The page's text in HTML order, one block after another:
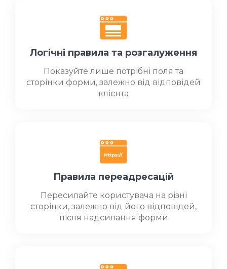
Логічні правила та розгалуження
Показуйте лише потрібні поля та
сторінки форми, залежно від відповідей
клієнта
Правила переадресацій
Пересилайте користувача на різні
сторінки, залежно від його відповідей,
після надсилання форми